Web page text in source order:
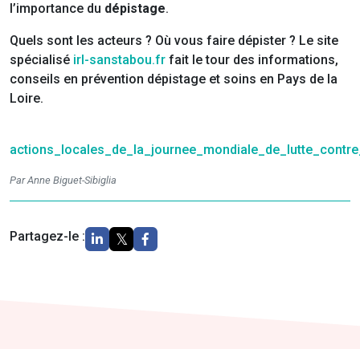
l’importance du dépistage.
Quels sont les acteurs ? Où vous faire dépister ? Le site
spécialisé irl-sanstabou.fr fait le tour des informations,
conseils en prévention dépistage et soins en Pays de la
Loire.
Par Anne Biguet-Sibiglia
Partagez-le :